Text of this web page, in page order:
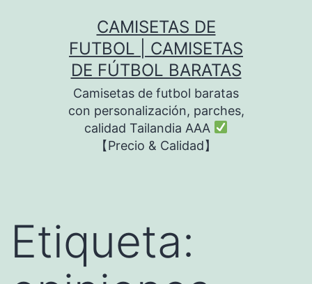
CAMISETAS DE
FUTBOL | CAMISETAS
DE FÚTBOL BARATAS
Camisetas de futbol baratas
con personalización, parches,
calidad Tailandia AAA
【Precio & Calidad】
Etiqueta: